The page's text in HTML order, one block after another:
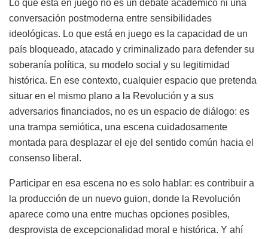
Lo que está en juego no es un debate académico ni una
conversación postmoderna entre sensibilidades
ideológicas. Lo que está en juego es la capacidad de un
país bloqueado, atacado y criminalizado para defender su
soberanía política, su modelo social y su legitimidad
histórica. En ese contexto, cualquier espacio que pretenda
situar en el mismo plano a la Revolución y a sus
adversarios financiados, no es un espacio de diálogo: es
una trampa semiótica, una escena cuidadosamente
montada para desplazar el eje del sentido común hacia el
consenso liberal.
Participar en esa escena no es solo hablar: es contribuir a
la producción de un nuevo guion, donde la Revolución
aparece como una entre muchas opciones posibles,
desprovista de excepcionalidad moral e histórica. Y ahí